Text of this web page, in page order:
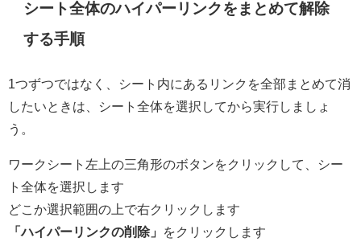
シート全体のハイパーリンクをまとめて解除
する手順
1つずつではなく、シート内にあるリンクを全部まとめて消
したいときは、シート全体を選択してから実行しましょ
う。
ワークシート左上の三角形のボタンをクリックして、シー
ト全体を選択します
どこか選択範囲の上で右クリックします
「ハイパーリンクの削除」
をクリックします